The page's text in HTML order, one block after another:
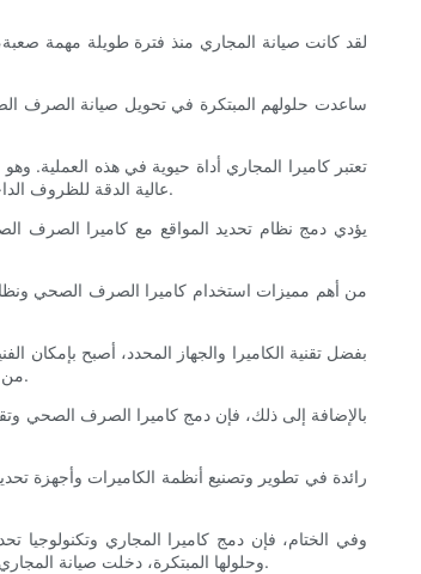
لقد كانت صيانة المجاري منذ فترة طويلة مهمة
تعتبر كاميرا المجاري أداة حيوية في هذه العملية.
عالية الدقة للظروف الداخلية. ويتم بعد ذلك عرض هذه الصور المرئية على الشاشة، مما يسمح للفنيين بتقييم حالة الأنابيب، وتحديد الانسدادات أو التسريبات أو أي مشكلات أخرى تتطلب الاهتمام.
يؤدي دمج نظام تحديد المواقع مع كاميرا الصرف
من أهم مميزات استخدام كاميرا الصرف الصحي
بفضل تقنية الكاميرا والجهاز المحدد، أصبح
من الاضطرابات في البنية التحتية المحيطة. كما أنه يؤدي إلى توفير كبير في التكاليف من خلال القضاء على الإصلاحات غير الضرورية وتقليل العمالة المطلوبة لمهمة الصيانة.
بالإضافة إلى ذلك، فإن دمج كاميرا الصرف الصحي
وفي الختام، فإن دمج كاميرا المجاري
الإصلاحات. بمساعدة شركة Shenzhen Vicam Mechatronics Co., Ltd وحلولها المبتكرة، دخلت صيانة المجاري عصرًا جديدًا من الدقة والكفاءة، مما يوفر الوقت والتكاليف ويقلل من الاضطرابات في البيئة.